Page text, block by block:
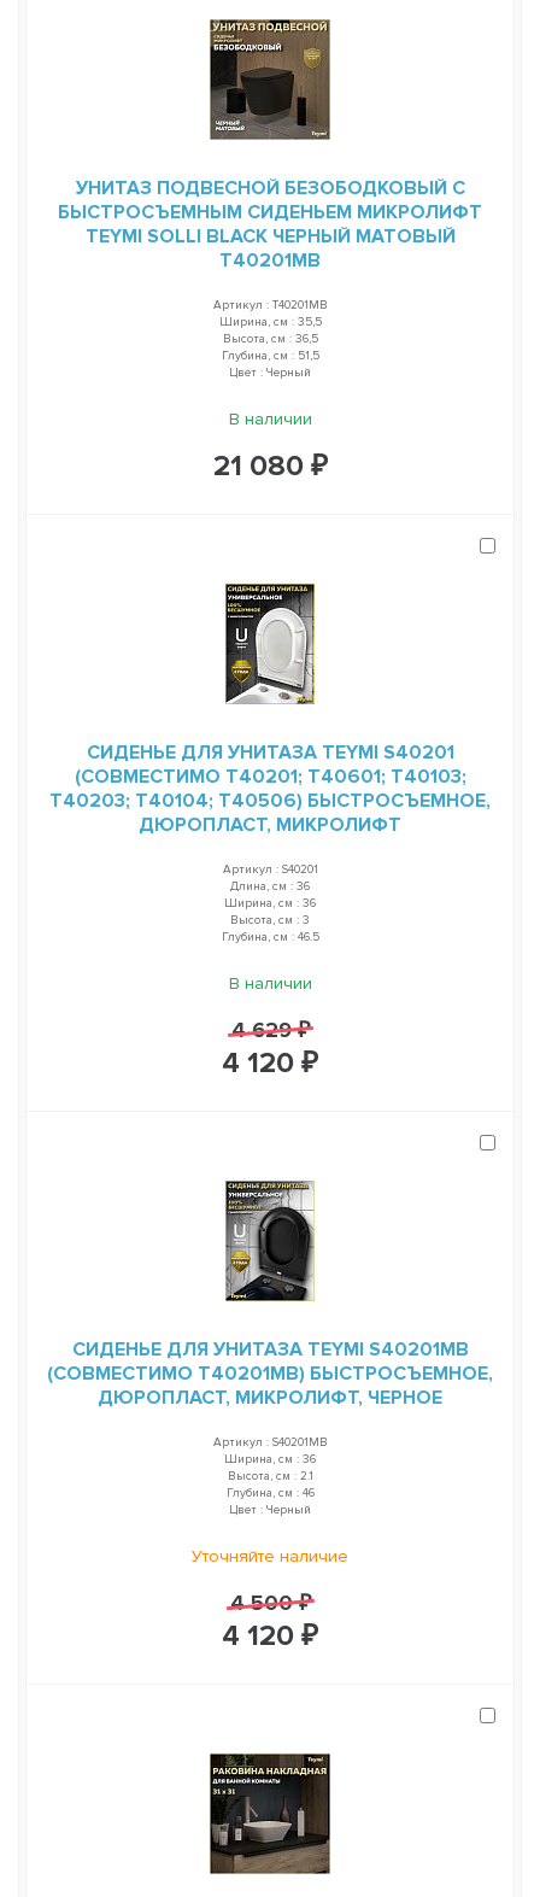
УНИТАЗ ПОДВЕСНОЙ БЕЗОБОДКОВЫЙ С
БЫСТРОСЪЕМНЫМ СИДЕНЬЕМ МИКРОЛИФТ
TEYMI SOLLI BLACK ЧЕРНЫЙ МАТОВЫЙ
T40201MB
Артикул : T40201MB
Ширина, см : 35,5
Высота, см : 36,5
Глубина, см : 51,5
Цвет : Черный
В наличии
21 080 ₽
СИДЕНЬЕ ДЛЯ УНИТАЗА TEYMI S40201
(СОВМЕСТИМО T40201; T40601; T40103;
T40203; T40104; T40506) БЫСТРОСЪЕМНОЕ,
ДЮРОПЛАСТ, МИКРОЛИФТ
Артикул : S40201
Длина, см : 36
Ширина, см : 36
Высота, см : 3
Глубина, см : 46.5
В наличии
4 629 ₽
4 120 ₽
СИДЕНЬЕ ДЛЯ УНИТАЗА TEYMI S40201MB
(СОВМЕСТИМО T40201MB) БЫСТРОСЪЕМНОЕ,
ДЮРОПЛАСТ, МИКРОЛИФТ, ЧЕРНОЕ
Артикул : S40201MB
Ширина, см : 36
Высота, см : 2.1
Глубина, см : 46
Цвет : Черный
Уточняйте наличие
4 500 ₽
4 120 ₽